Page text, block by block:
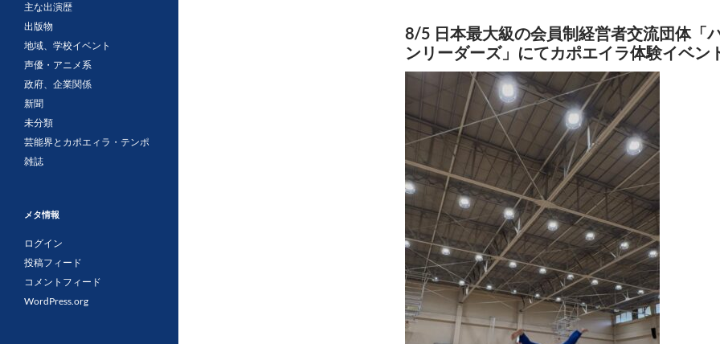
8/5 日本最大級の会員制経営者交流団体「
ンリーダーズ」にてカポエイラ体験イベン
主な出演歴
出版物
地域、学校イベント
声優・アニメ系
政府、企業関係
新聞
未分類
芸能界とカポエィラ・テンポ
雑誌
メタ情報
ログイン
投稿フィード
コメントフィード
WordPress.org